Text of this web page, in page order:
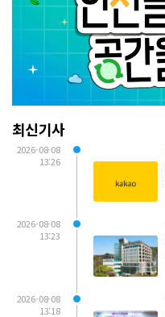
최신기사
2026-08-08
13:26
2026-08-08
13:23
2026-08-08
13:18